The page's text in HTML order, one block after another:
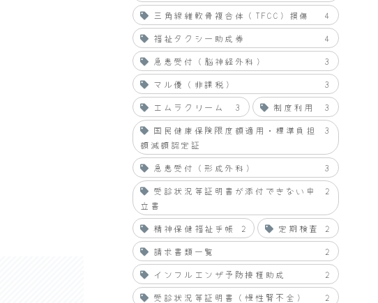
三角線維軟骨複合体（TFCC）損傷
4
福祉タクシー助成券
4
急患受付（脳神経外科）
3
マル優（非課税）
3
エムラクリーム
3 制度利用
3
国民健康保険限度額適用・標準負担
額減額認定証
3
急患受付（形成外科）
3
受診状況等証明書が添付できない申
立書
2
精神保健福祉手帳 2 定期検査
2
請求書類一覧
2
インフルエンザ予防接種助成
2
受診状況等証明書（慢性腎不全）
2